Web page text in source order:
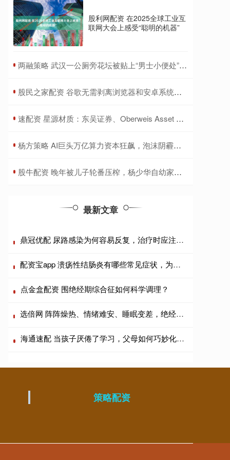
股利网配资 在2025全球工业互
联网大会上感受“聪明的机器”
​两融策略 武汉一公厕旁花坛被贴上“男士小便处” ，城管局回应
​股民之家配资 谷歌无需剥离浏览器和安卓系统，ChatGPT意外成反垄断“护身符”？
​速配资 星源材质：东吴证券、Oberweis Asset Management Inc.等多家机构于9月11日调研我司
​杨方策略 AI巨头万亿算力资本狂飙，泡沫阴霾将至？
​股牛配资 晚年被儿子轮番压榨，杨少华自幼家境贫寒，为学艺给侯家当佣人_赵本山_生活_相声
最新文章
鼎冠优配 尿路感染为何容易反复，治疗时应注意哪些问题
配资宝app 溃疡性结肠炎有哪些常见症状，为什么容易反复
点金盒配资 围绝经期综合征如何科学调理？
选倍网 阵阵燥热、情绪难安、睡眠变差，绝经前后的苦楚只有女性明白
海通速配 当孩子厌倦了学习，父母如何巧妙化解困境
策略配资